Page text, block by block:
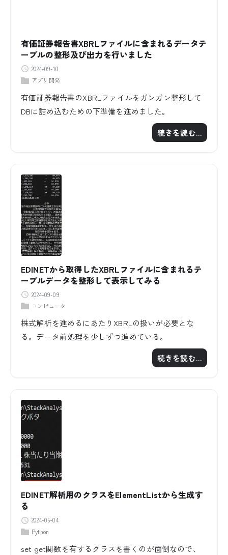
有価証券報告書XBRLファイルに含まれるデータテ
ーブルの整形及び出力を行いました
2024-09-10
アプリ開発
有価証券報告書のXBRLファイルをガンガン整形して
DBに詰め込むための下準備を進めました。
続きを読む…
EDINETから取得したXBRLファイルに含まれるテ
ーブルデータを整形して表示してみる
2024-09-09
コンピュータ
株式解析を進めるにあたりXBRLの扱いが必要とな
る。データ前処理を少しずつ進めている。
続きを読む…
EDINET解析用のクラスをElementListから生成す
る
2024-05-04
Python
set get関数を有するクラスを書くのが面倒なので、